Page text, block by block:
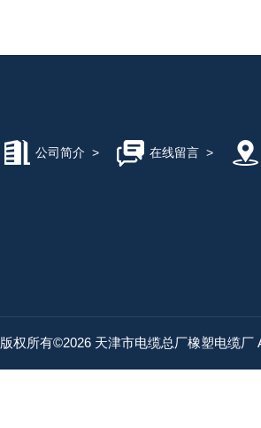
公司简介 > 在线留言>
版权所有©2026 天津市电缆总厂橡塑电缆厂